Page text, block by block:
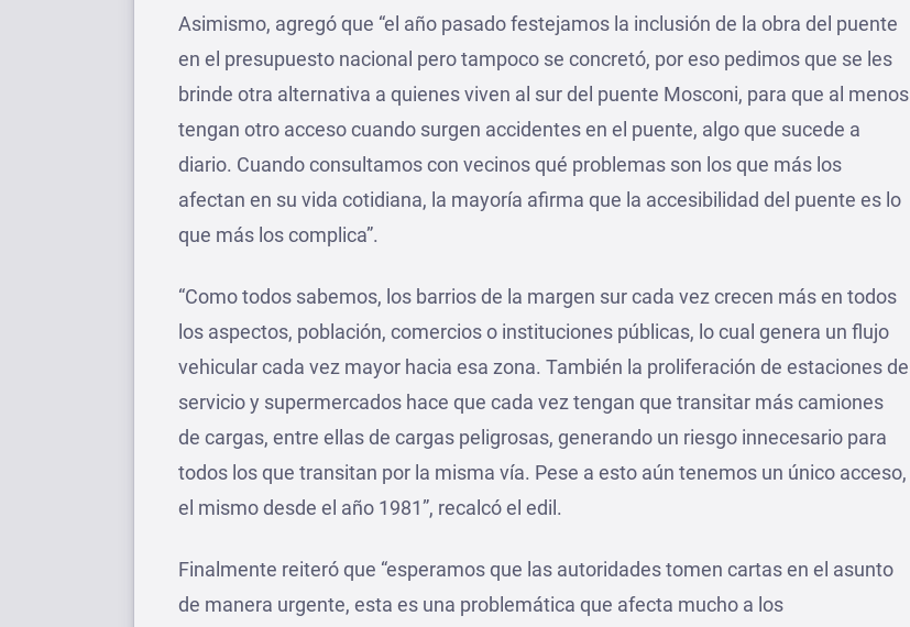
Asimismo, agregó que “el año pasado festejamos la inclusión de la obra del puente
en el presupuesto nacional pero tampoco se concretó, por eso pedimos que se les
brinde otra alternativa a quienes viven al sur del puente Mosconi, para que al menos
tengan otro acceso cuando surgen accidentes en el puente, algo que sucede a
diario. Cuando consultamos con vecinos qué problemas son los que más los
afectan en su vida cotidiana, la mayoría afirma que la accesibilidad del puente es lo
que más los complica”.
“Como todos sabemos, los barrios de la margen sur cada vez crecen más en todos
los aspectos, población, comercios o instituciones públicas, lo cual genera un flujo
vehicular cada vez mayor hacia esa zona. También la proliferación de estaciones de
servicio y supermercados hace que cada vez tengan que transitar más camiones
de cargas, entre ellas de cargas peligrosas, generando un riesgo innecesario para
todos los que transitan por la misma vía. Pese a esto aún tenemos un único acceso,
el mismo desde el año 1981”, recalcó el edil.
Finalmente reiteró que “esperamos que las autoridades tomen cartas en el asunto
de manera urgente, esta es una problemática que afecta mucho a los